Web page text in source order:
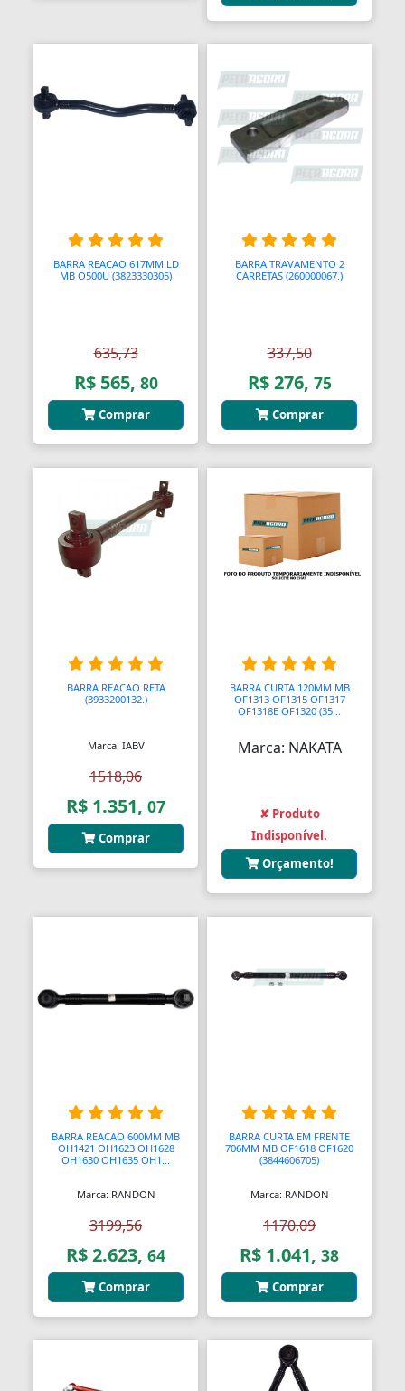
Barra De Torção
Barra Estabilizadora
Barras Antipânico
Barras Axiais
Barras Roscadas
Barras de Ling
Bases
Bases para Cadeiras
Batedeiras
Batedores
Bicos Unidades Injetoras
Bicos de Mamadeira
Bicos de Pato
Bielas
Bielas
Bieletas
Blocos de Concreto
Bobina Compressor
Bobinadeiras
Bobinas De Ignição
Bobinas Impulsoras
Bobinas de Ignição
BARRA REACAO 617MM LD
MB O500U (3823330305)
635,73
R$ 565, 80
Comprar
BARRA TRAVAMENTO 2
CARRETAS (260000067.)
337,50
R$ 276, 75
Comprar
BARRA REACAO RETA
(3933200132.)
Marca: IABV
1518,06
R$ 1.351, 07
Comprar
BARRA CURTA 120MM MB
OF1313 OF1315 OF1317
OF1318E OF1320 (35...
Marca: NAKATA
✘ Produto
Indisponível.
Orçamento!
BARRA REACAO 600MM MB
OH1421 OH1623 OH1628
OH1630 OH1635 OH1...
Marca: RANDON
3199,56
R$ 2.623, 64
Comprar
BARRA CURTA EM FRENTE
706MM MB OF1618 OF1620
(3844606705)
Marca: RANDON
1170,09
R$ 1.041, 38
Comprar